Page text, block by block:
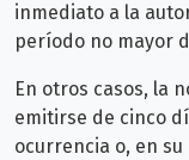
inmediato a la
período no mayor
En otros casos, la
emitirse de cinco
ocurrencia o, en